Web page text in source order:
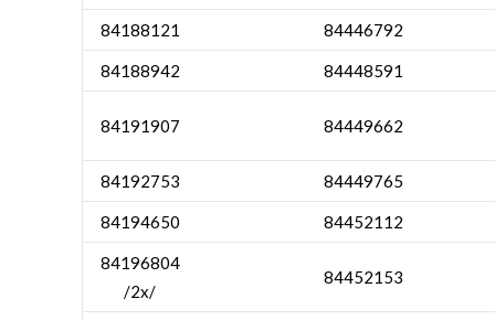
84188121 84446792
84188942 84448591
84191907 84449662
84192753 84449765
84194650 84452112
84196804
/2x/
84452153